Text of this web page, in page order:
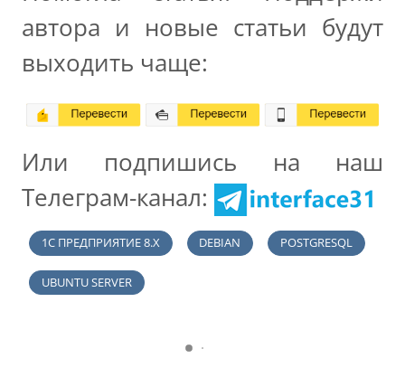
автора и новые статьи будут
выходить чаще:
Или подпишись на наш
Телеграм-канал:
1С ПРЕДПРИЯТИЕ 8.Х DEBIAN POSTGRESQL
UBUNTU SERVER